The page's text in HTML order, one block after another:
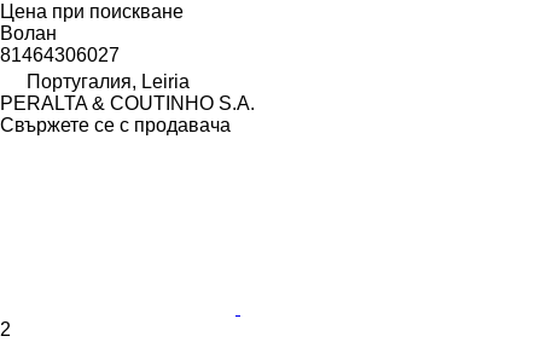
Цена при поискване
Волан
81464306027
Португалия, Leiria
PERALTA & COUTINHO S.A.
Свържете се с продавача
2